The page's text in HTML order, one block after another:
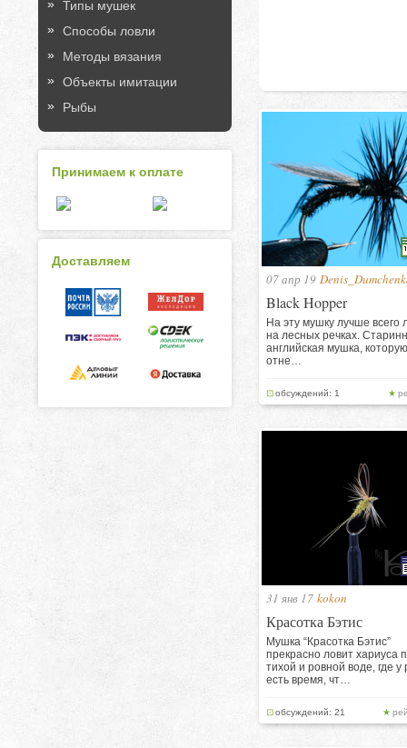
Типы мушек
Способы ловли
Методы вязания
Объекты имитации
Рыбы
Принимаем к оплате
Доставляем
07 апр 19
Black Hopper
На эту мушку лучше всего
на лесных речках.
английская мушка,
отне…
обсуждений: 1
31 янв 17 kokon
Красотка Бэтис
Мушка “Красотка Бэтис”
прекрасно ловит хариуса
тихой и ровной воде, где
есть время, чт…
обсуждений: 21